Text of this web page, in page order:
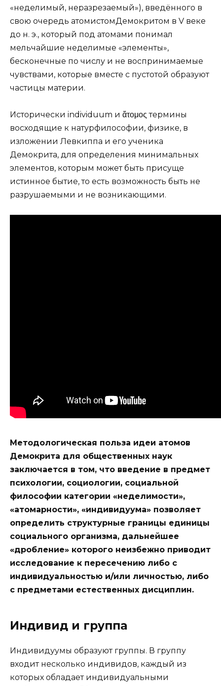
«неделимый, неразрезаемый»), введённого в
свою очередь атомистомДемокритом в V веке
до н. э., который под атомами понимал
мельчайшие неделимые «элементы»,
бесконечные по числу и не воспринимаемые
чувствами, которые вместе с пустотой образуют
частицы материи.
Исторически individuum и ἄτομος термины
восходящие к натурфилософии, физике, в
изложении Левкиппа и его ученика
Демокрита, для определения минимальных
элементов, которым может быть присуще
истинное бытие, то есть возможность быть не
разрушаемыми и не возникающими.
Методологическая польза идеи атомов
Демокрита для общественных наук
заключается в том, что введение в предмет
психологии, социологии, социальной
философии категории «неделимости»,
«атомарности», «индивидуума» позволяет
определить структурные границы единицы
социального организма, дальнейшее
«дробление» которого неизбежно приводит
исследование к пересечению либо с
индивидуальностью и/или личностью, либо
с предметами естественных дисциплин.
Индивид и группа
Индивидуумы образуют группы. В группу
входит несколько индивидов, каждый из
которых обладает индивидуальными